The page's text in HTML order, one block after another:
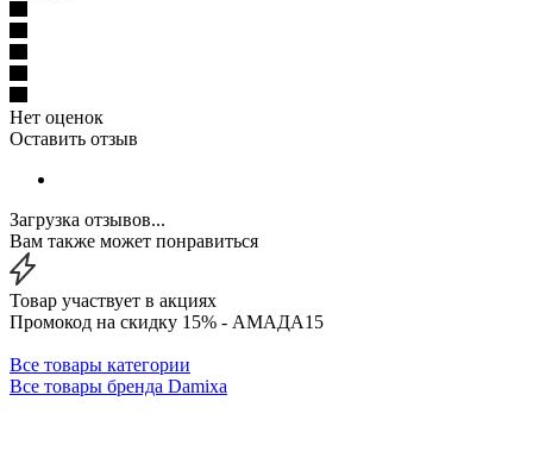
Нет оценок
Оставить отзыв
Загрузка отзывов...
Вам также может понравиться
Товар участвует в акциях
Промокод на скидку 15% - АМАДА15
Все товары категории
Все товары бренда Damixa